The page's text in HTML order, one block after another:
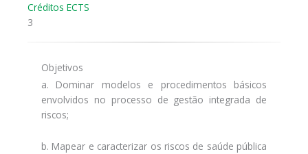
Créditos ECTS
3
Objetivos
a. Dominar modelos e procedimentos básicos
envolvidos no processo de gestão integrada de
riscos;
b. Mapear e caracterizar os riscos de saúde pública